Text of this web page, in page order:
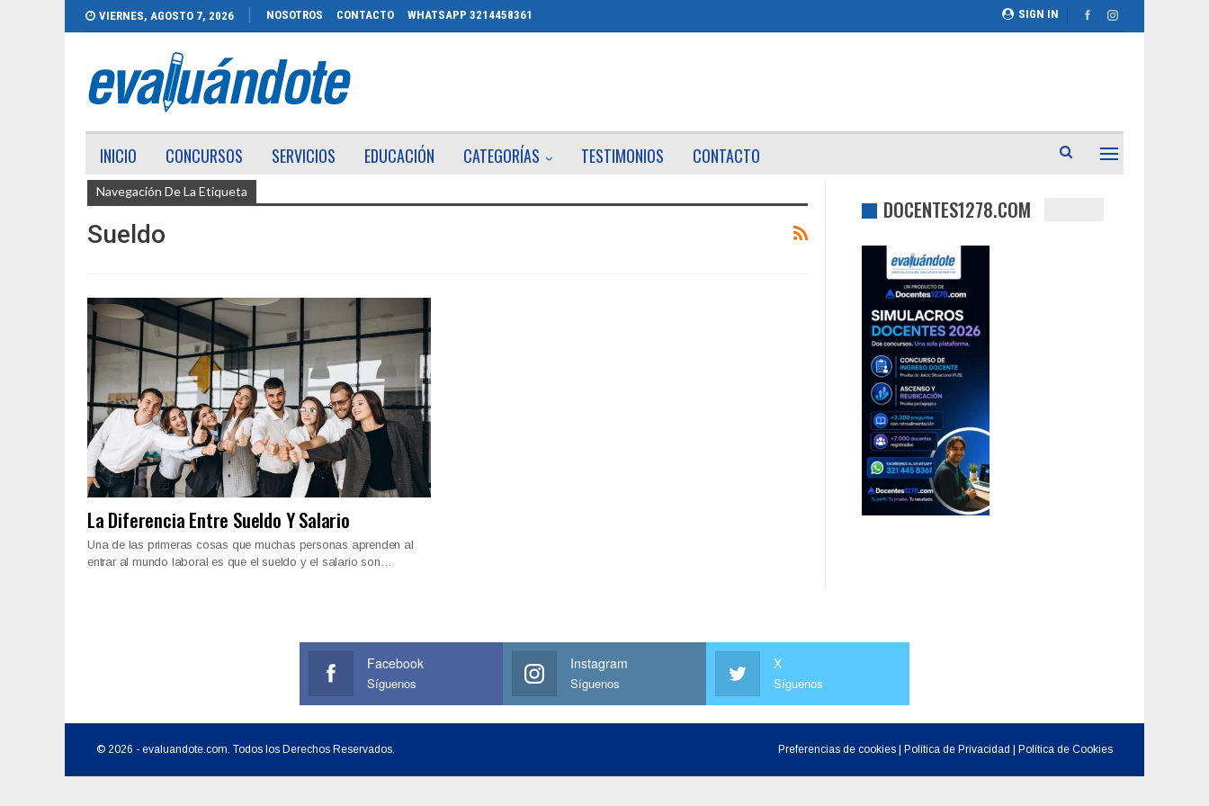
SIGN IN
VIERNES, AGOSTO 7, 2026 NOSOTROS CONTACTO WHATSAPP 3214458361
INICIO CONCURSOS SERVICIOS EDUCACIÓN CATEGORÍAS TESTIMONIOS CONTACTO
Navegación De La Etiqueta
Sueldo
La Diferencia Entre Sueldo Y Salario
Una de las primeras cosas que muchas personas aprenden al
entrar al mundo laboral es que el sueldo y el salario son…
DOCENTES1278.COM
Facebook
Síguenos
Instagram
Síguenos
X
Síguenos
© 2026 - evaluandote.com. Todos los Derechos Reservados. Preferencias de cookies Política de Privacidad Política de Cookies